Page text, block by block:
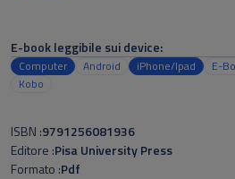
E-book leggibile sui device:
Computer Android iPhone/Ipad E-
Kobo
ISBN 9791256081936
Editore Pisa University Press
Formato Pdf